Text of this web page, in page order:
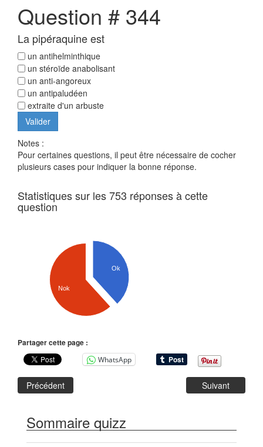
Question # 344
La pipéraquine est
un antihelminthique
un stéroïde anabolisant
un anti-angoreux
un antipaludéen
extraite d'un arbuste
Notes :
Pour certaines questions, il peut être nécessaire de cocher
plusieurs cases pour indiquer la bonne réponse.
Statistiques sur les 753 réponses à cette
question
Ok
Nok
Partager cette page :
WhatsApp
Précédent Suivant
Sommaire quizz